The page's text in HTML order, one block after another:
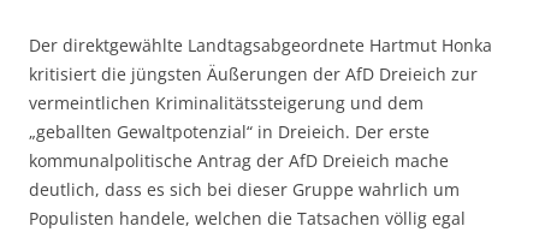
Der direktgewählte Landtagsabgeordnete Hartmut Honka
kritisiert die jüngsten Äußerungen der AfD Dreieich zur
vermeintlichen Kriminalitätssteigerung und dem
„geballten Gewaltpotenzial“ in Dreieich. Der erste
kommunalpolitische Antrag der AfD Dreieich mache
deutlich, dass es sich bei dieser Gruppe wahrlich um
Populisten handele, welchen die Tatsachen völlig egal